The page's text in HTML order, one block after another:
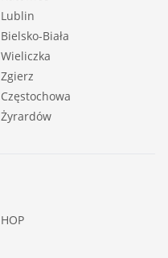
Lublin
Bielsko-Biała
Wieliczka
Zgierz
Częstochowa
Żyrardów
HOP